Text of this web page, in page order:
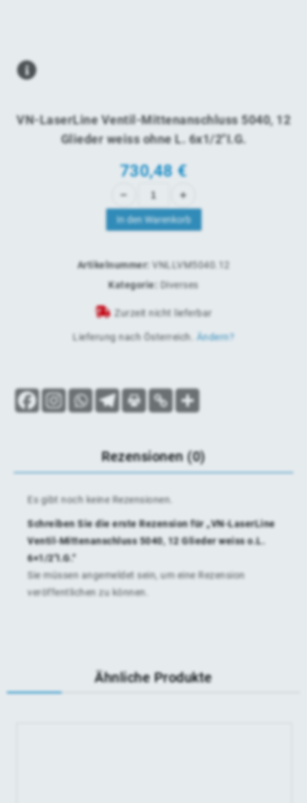
VN-LaserLine Ventil-Mittenanschluss 5040, 12
Glieder weiss ohne L. 6x1/2"I.G.
730,48€
In den Warenkorb
Artikelnummer: VNLLVM5040.12
Kategorie:
Diverses
Zurzeit nicht lieferbar
Lieferung nach Österreich Ändern?
Rezensionen (0)
Es gibt noch keine Rezensionen.
Schreiben Sie die erste Rezension für „VN-LaserLine
Ventil-Mittenanschluss 5040, 12 Glieder weiss o.L.
6×1/2″I.G.“
Sie müssen angemeldet sein, um eine Rezension
veröffentlichen zu können.
Ähnliche Produkte